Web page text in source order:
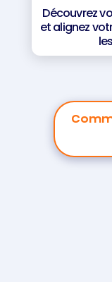
Découvrez
et alignez